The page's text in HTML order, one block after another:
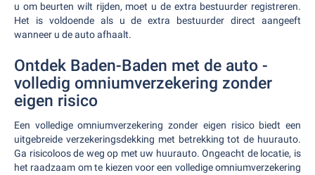
u om beurten wilt rijden, moet u de extra bestuurder registreren.
Het is voldoende als u de extra bestuurder direct aangeeft
wanneer u de auto afhaalt.
Ontdek Baden-Baden met de auto -
volledig omniumverzekering zonder
eigen risico
Een volledige omniumverzekering zonder eigen risico biedt een
uitgebreide verzekeringsdekking met betrekking tot de huurauto.
Ga risicoloos de weg op met uw huurauto. Ongeacht de locatie, is
het raadzaam om te kiezen voor een volledige omniumverzekering